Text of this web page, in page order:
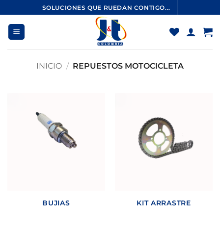
al
contenido
SOLUCIONES QUE RUEDAN CONTIGO...
INICIO / REPUESTOS MOTOCICLETA
BUJIAS KIT ARRASTRE